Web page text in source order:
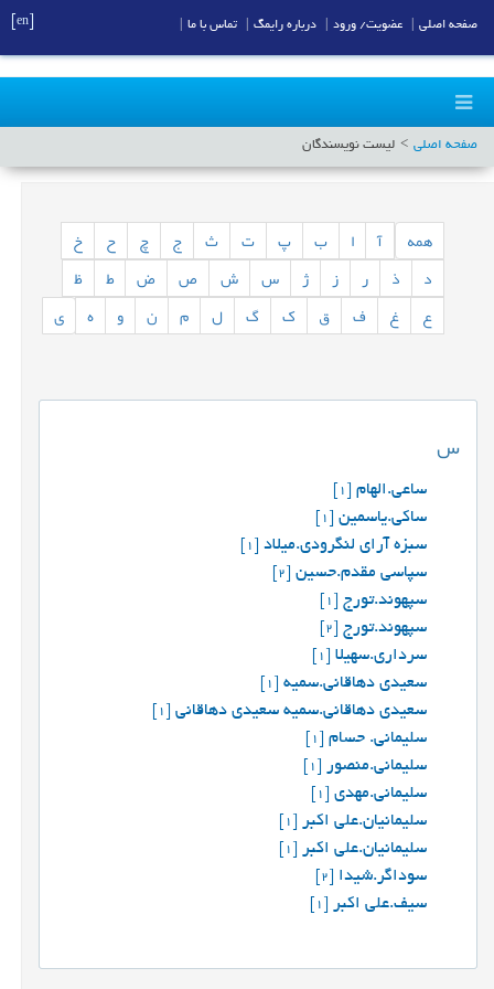
صفحه اصلی لیست نویسندگان
همه ب پ ت ث ج چ ح
خ
د
ذ ر ز ژ س ش ص ض ط
ظ
ع
غ ف ق ک گ ل م ن و ه ی
س
ساعی.الهام[1]
ساکی.یاسمین[1]
سبزه آرای لنگرودی.میلاد[1]
سپاسی مقدم.حسین[2]
سپهوند.تورج[1]
سپهوند.تورج[2]
سرداری.سهیلا[1]
سعیدی دهاقانی.سمیه[1]
سعیدی دهاقانی.سمیه سعیدی دهاقانی[1]
سلیمانی. حسام[1]
سلیمانی.منصور
سلیمانی.مهدی[1]
سلیمانیان.علی اکبر
سلیمانیان.علی اکبر
سوداگر.شیدا
سیف.علی اکبر
صفحه اصلی عضویت/ ورود درباره رایمگ تماس با ما